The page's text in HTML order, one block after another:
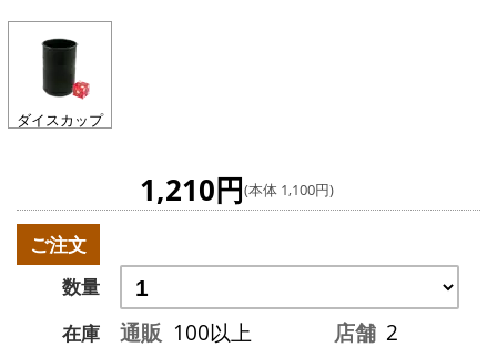
ダイスカップ
1,210円(本体 1,100円)
ご注文
数量
在庫
通販 100以上 店舗 2